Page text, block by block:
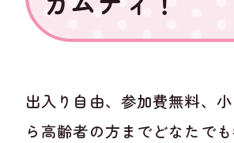
出入り自由、参加費無料、
ら高齢者の方までどなたで